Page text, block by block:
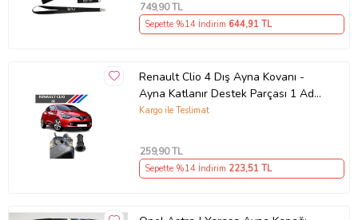
749,90 TL
Sepette %14 İndirim 644,91 TL
Renault Clio 4 Dış Ayna Kovanı -
Ayna Katlanır Destek Parçası 1 Adet
490307706 M3625
Kargo ile Teslimat
259,90 TL
Sepette %14 İndirim 223,51 TL